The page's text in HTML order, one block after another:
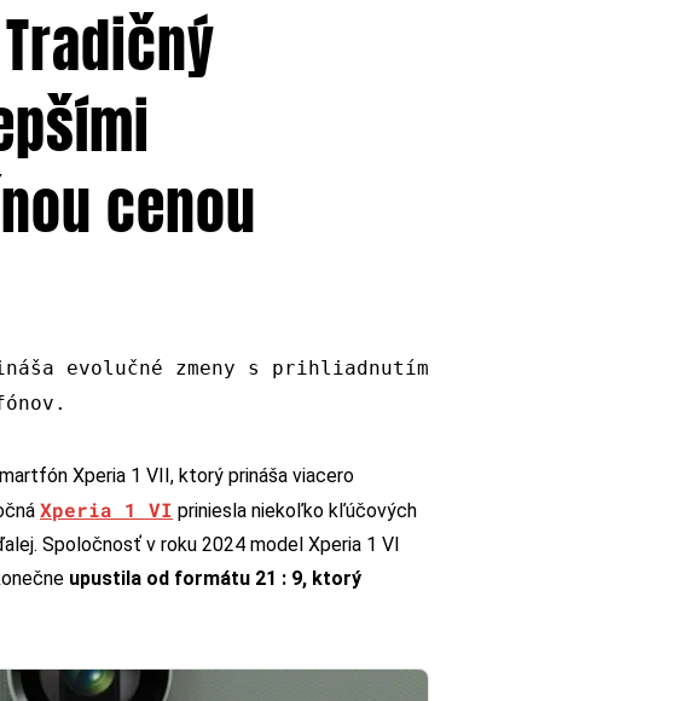
cenou
evolučné zmeny s prihliadnutím
Xperia 1 VII, ktorý prináša viacero
Xperia 1 VI priniesla niekoľko kľúčových
Spoločnosť v roku 2024 model Xperia 1 VI
upustila od formátu 21 : 9, ktorý